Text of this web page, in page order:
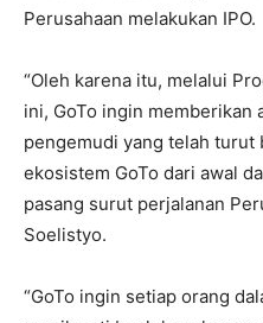
Perusahaan melakukan IPO.
“Oleh karena itu, melalui
ini, GoTo ingin memberikan
pengemudi yang telah turut
ekosistem GoTo dari awal
pasang surut perjalanan
Soelistyo.
“GoTo ingin setiap orang